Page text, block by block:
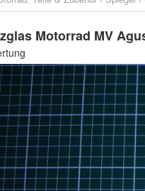
Motorrad MV